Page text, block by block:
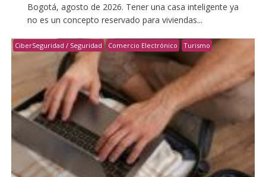
Bogotá, agosto de 2026. Tener una casa inteligente ya
no es un concepto reservado para viviendas...
CiberSeguridad / Seguridad Comercio Electrónico Turismo